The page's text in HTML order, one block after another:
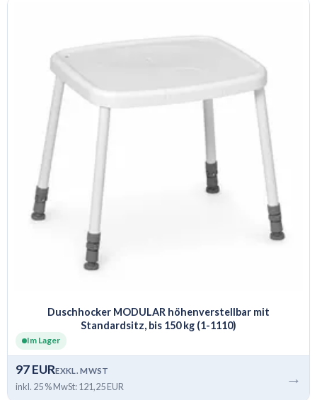
Duschhocker MODULAR höhenverstellbar mit
Standardsitz, bis 150 kg (1-1110)
Im Lager
97 EUREXKL. MWST
inkl. 25 % MwSt: 121,25 EUR →